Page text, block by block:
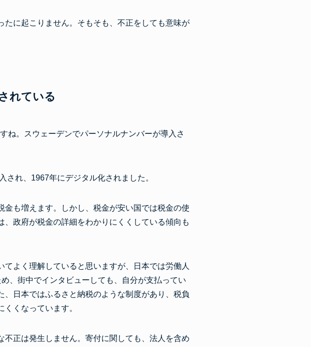
に起こりません。そもそも、不正をしても意味が
れている
ね。スウェーデンでパーソナルナンバーが導入さ
れ、1967年にデジタル化されました。
も増えます。しかし、税金が安い国では税金の使
政府が税金の詳細をわかりにくくしている傾向も
よく理解していると思いますが、日本では労働人
、街中でインタビューしても、自分が支払ってい
日本ではふるさと納税のような制度があり、税負
くなっています。
正は発生しません。寄付に関しても、法人を含め